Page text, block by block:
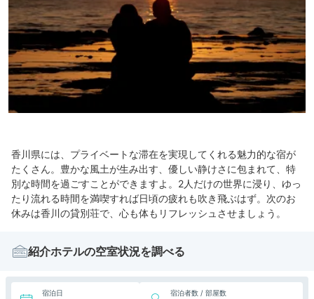
香川県には、プライベートな滞在を実現してくれる魅力的な宿が
たくさん。豊かな風土が生み出す、優しい静けさに包まれて、特
別な時間を過ごすことができますよ。2人だけの世界に浸り、ゆっ
たり流れる時間を満喫すれば日頃の疲れも吹き飛ぶはず。次のお
休みは香川の貸別荘で、心も体もリフレッシュさせましょう。
紹介ホテルの空室状況を調べる
宿泊日 宿泊者数 / 部屋数